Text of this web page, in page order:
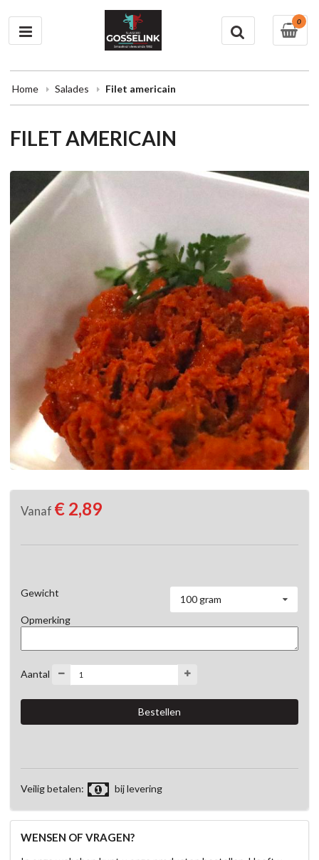
0
Home Salades Filet americain
FILET AMERICAIN
Vanaf € 2,89
Gewicht
100 gram
Opmerking
Aantal
Veilig betalen: bij levering
WENSEN OF VRAGEN?